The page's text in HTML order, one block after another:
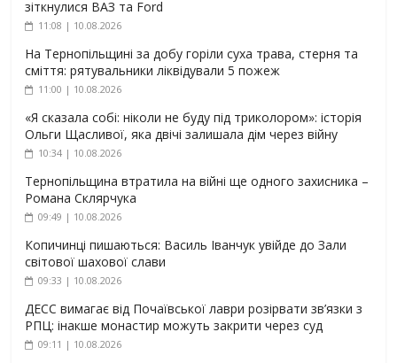
зіткнулися ВАЗ та Ford
11:08 | 10.08.2026
На Тернопільщині за добу горіли суха трава, стерня та
сміття: рятувальники ліквідували 5 пожеж
11:00 | 10.08.2026
«Я сказала собі: ніколи не буду під триколором»: історія
Ольги Щасливої, яка двічі залишала дім через війну
10:34 | 10.08.2026
Тернопільщина втратила на війні ще одного захисника –
Романа Склярчука
09:49 | 10.08.2026
Копичинці пишаються: Василь Іванчук увійде до Зали
світової шахової слави
09:33 | 10.08.2026
ДЕСС вимагає від Почаївської лаври розірвати зв’язки з
РПЦ: інакше монастир можуть закрити через суд
09:11 | 10.08.2026